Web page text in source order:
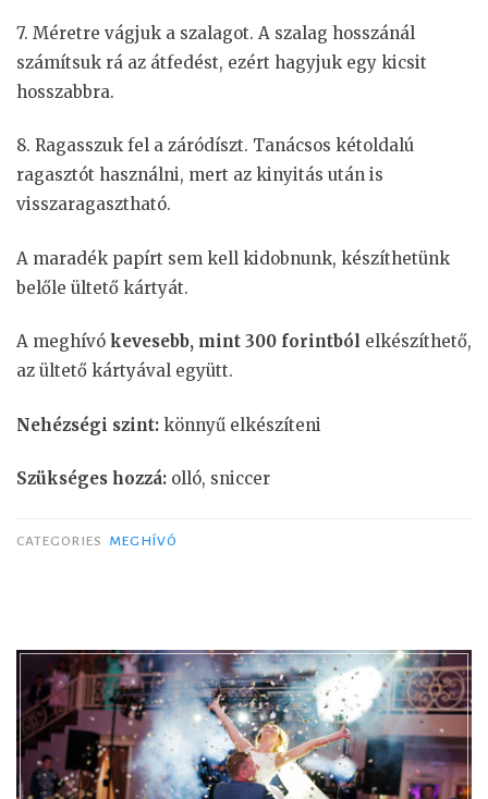
7. Méretre vágjuk a szalagot. A szalag hosszánál
számítsuk rá az átfedést, ezért hagyjuk egy kicsit
hosszabbra.
8. Ragasszuk fel a záródíszt. Tanácsos kétoldalú
ragasztót használni, mert az kinyitás után is
visszaragasztható.
A maradék papírt sem kell kidobnunk, készíthetünk
belőle ültető kártyát.
A meghívó kevesebb, mint 300 forintból elkészíthető,
az ültető kártyával együtt.
Nehézségi szint: könnyű elkészíteni
Szükséges hozzá: olló, sniccer
CATEGORIES MEGHÍVÓ